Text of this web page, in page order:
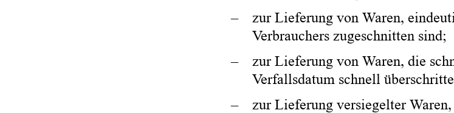
zur Lieferung von Waren,
Verbrauchers zugeschnitten sind;
zur Lieferung von Waren, die
Verfallsdatum schnell
zur Lieferung versiegelter Waren,